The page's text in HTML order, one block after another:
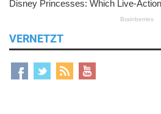
VERNETZT